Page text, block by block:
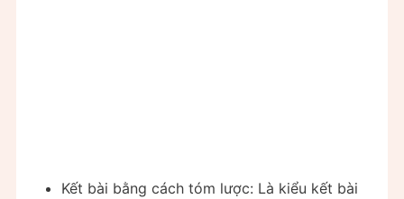
Kết bài bằng cách tóm lược: Là kiểu kết bài